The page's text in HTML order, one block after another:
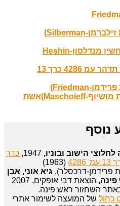
אה פרידמן-Friedman (לבית חשין מנדלסון-Heshin
4286 כרך 13
צביה פרידמן-Friedman (לבית מושיוף-Maschoieff)אשת
נוסף
הישוב ובוניו,
כרך
4286
(1963)
פרידמן-דרכסלר), גיא אוני, אבן
, הוצאת דבי אופקים, 2007
השחזור ראש פינה.
כחול של המועצה לשימור אתרי